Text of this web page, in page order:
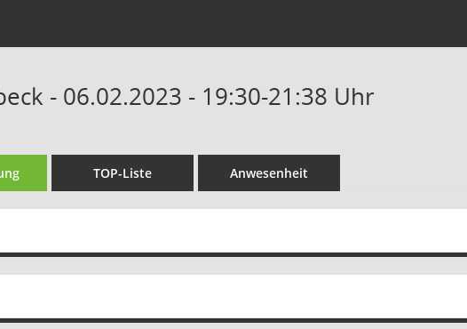
- 06.02.2023 - 19:30-21:38 Uhr
TOP-Liste Anwesenheit